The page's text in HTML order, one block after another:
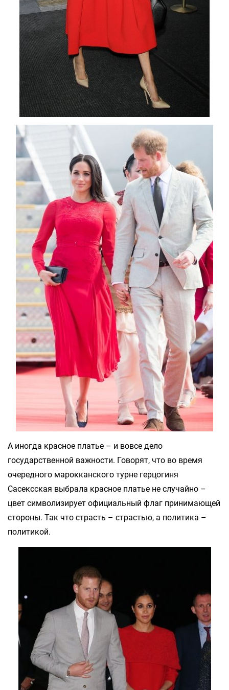
А иногда красное платье – и вовсе дело
государственной важности. Говорят, что во время
очередного марокканского турне герцогиня
Сасексская выбрала красное платье не случайно –
цвет символизирует официальный флаг принимающей
стороны. Так что страсть – страстью, а политика –
политикой.